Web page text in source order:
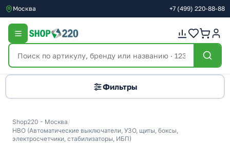
Москва +7 (499) 220-88-88
Фильтры
Shop220 - Москва/
НВО (Автоматические выключатели, УЗО, щиты, боксы,
электросчетчики, стабилизаторы, ИБП)